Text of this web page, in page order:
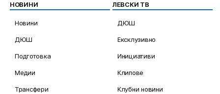
НОВИНИ
Новини
ДЮШ
Подготовка
Медии
Трансфери
ЛЕВСКИ ТВ
ДЮШ
Ексклузивно
Инициативи
Клипове
Клубни новини